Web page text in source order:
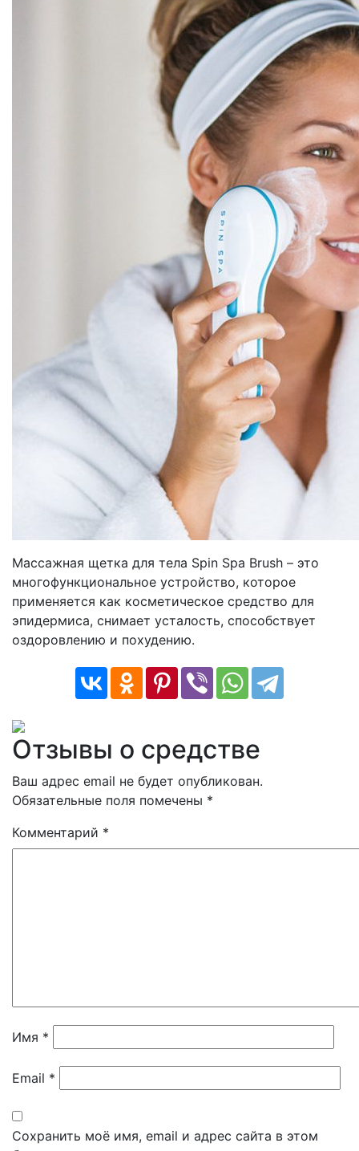
Массажная щетка для тела Spin Spa Brush – это
многофункциональное устройство, которое
применяется как косметическое средство для
эпидермиса, снимает усталость, способствует
оздоровлению и похудению.
Отзывы о средстве
Ваш адрес email не будет опубликован.
Обязательные поля помечены *
Комментарий *
Имя *
Email *
Сохранить моё имя, email и адрес сайта в этом